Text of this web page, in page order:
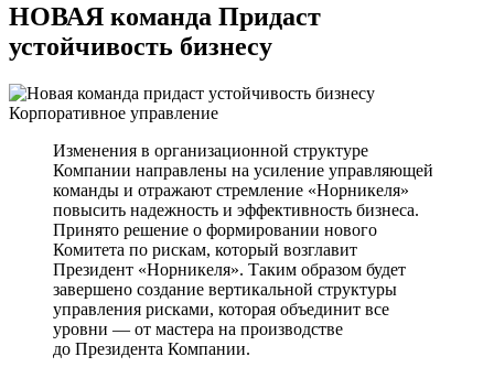
НОВАЯ команда Придаст
устойчивость бизнесу
Корпоративное управление
Изменения в организационной структуре
Компании направлены на усиление управляющей
команды и отражают стремление «Норникеля»
повысить надежность и эффективность бизнеса.
Принято решение о формировании нового
Комитета по рискам, который возглавит
Президент «Норникеля». Таким образом будет
завершено создание вертикальной структуры
управления рисками, которая объединит все
уровни — от мастера на производстве
до Президента Компании.